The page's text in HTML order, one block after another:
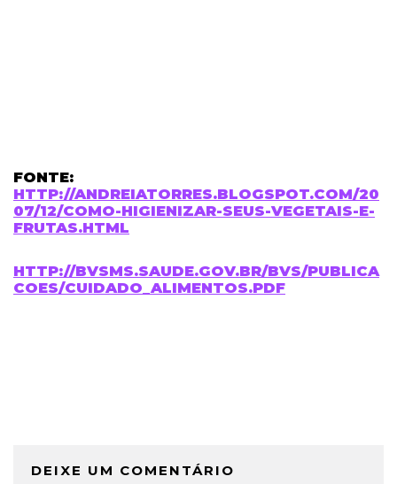
FONTE:
HTTP://ANDREIATORRES.BLOGSPOT.COM/20
07/12/COMO-HIGIENIZAR-SEUS-VEGETAIS-E-
FRUTAS.HTML
HTTP://BVSMS.SAUDE.GOV.BR/BVS/PUBLICA
COES/CUIDADO_ALIMENTOS.PDF
DEIXE UM COMENTÁRIO